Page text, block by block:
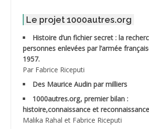
ABDELMOUMENE Ahmed
ABDESMED Mohamed ben Kaddour
ABDESSELAMI Kouider
ABDESSLEM Ahmed dit le Coiffeur
ABDOUDOU
Le projet 1000autres.org
Histoire d’un fichier secret : la
personnes enlevées par l’armée
1957.
Par Fabrice Riceputi
Des Maurice Audin par milliers
1000autres.org, premier bilan :
histoire,connaissance et
Malika Rahal et Fabrice Riceputi